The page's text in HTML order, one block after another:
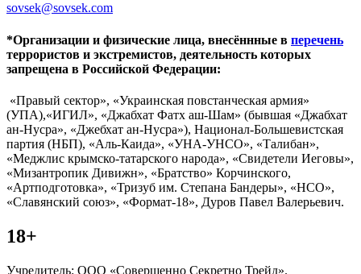
sovsek@sovsek.com
*Организации и физические лица, внесённные в перечень
террористов и экстремистов, деятельность которых
запрещена в Российской Федерации:
«Правый сектор», «Украинская повстанческая армия»
(УПА),«ИГИЛ», «Джабхат Фатх аш-Шам» (бывшая «Джабхат
ан-Нусра», «Джебхат ан-Нусра»), Национал-Большевистская
партия (НБП), «Аль-Каида», «УНА-УНСО», «Талибан»,
«Меджлис крымско-татарского народа», «Свидетели Иеговы»,
«Мизантропик Дивижн», «Братство» Корчинского,
«Артподготовка», «Тризуб им. Степана Бандеры», «НСО»,
«Славянский союз», «Формат-18», Дуров Павел Валерьевич.
18+
Учредитель: ООО «Совершенно Секретно Трейд».